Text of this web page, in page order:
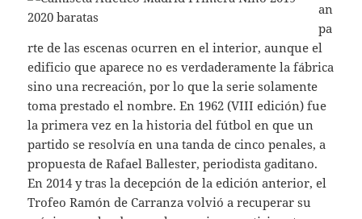
an
pa
rte de las escenas ocurren en el interior, aunque el
edificio que aparece no es verdaderamente la fábrica
sino una recreación, por lo que la serie solamente
toma prestado el nombre. En 1962 (VIII edición) fue
la primera vez en la historia del fútbol en que un
partido se resolvía en una tanda de cinco penales, a
propuesta de Rafael Ballester, periodista gaditano.
En 2014 y tras la decepción de la edición anterior, el
Trofeo Ramón de Carranza volvió a recuperar su